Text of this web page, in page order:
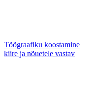
Töögraafiku koostamine
kiire ja nõuetele vastav